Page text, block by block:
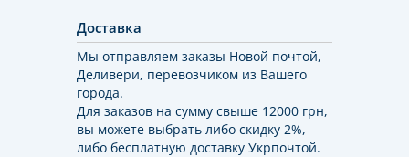
Доставка
Мы отправляем заказы Новой почтой,
Деливери, перевозчиком из Вашего
города.
Для заказов на сумму свыше 12000 грн,
вы можете выбрать либо скидку 2%,
либо бесплатную доставку Укрпочтой.